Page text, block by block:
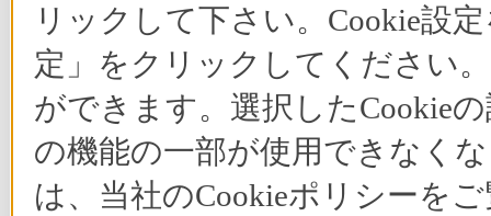
リックして下さい。Cookie設
定」をクリックしてください
ができます。選択したCookie
の機能の一部が使用できなく
は、当社のCookieポリシーを